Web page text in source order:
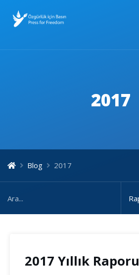
2017
Blog 2017
2017 Yıllık Raporu